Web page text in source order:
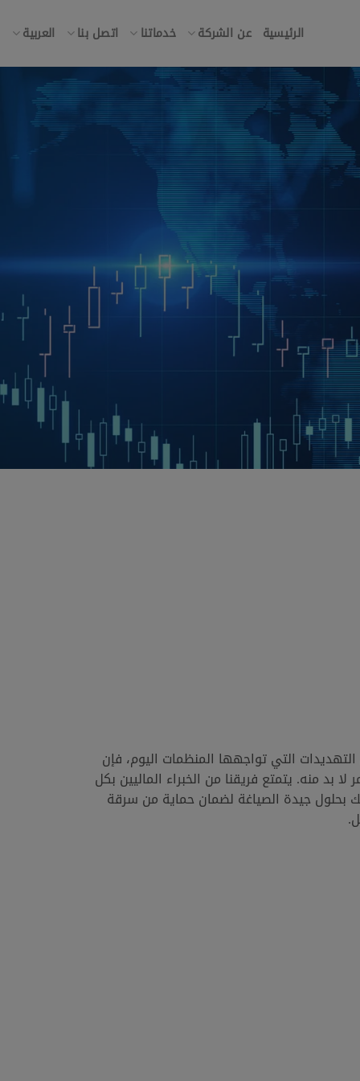
الرئيسية عن الشركة خدماتنا اتصل بنا العربية
التي تواجهها المنظمات اليوم، فإن
لا بد منه. يتمتع فريقنا من الخبراء الماليين بكل
بحلول جيدة الصياغة لضمان حماية من سرقة